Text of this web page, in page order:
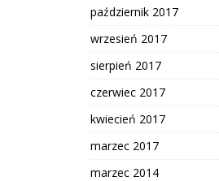
październik 2017
wrzesień 2017
sierpień 2017
czerwiec 2017
kwiecień 2017
marzec 2017
marzec 2014